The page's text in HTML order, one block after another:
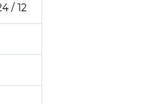
/ 12